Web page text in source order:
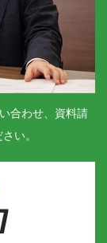
合わせ、資料請
い。